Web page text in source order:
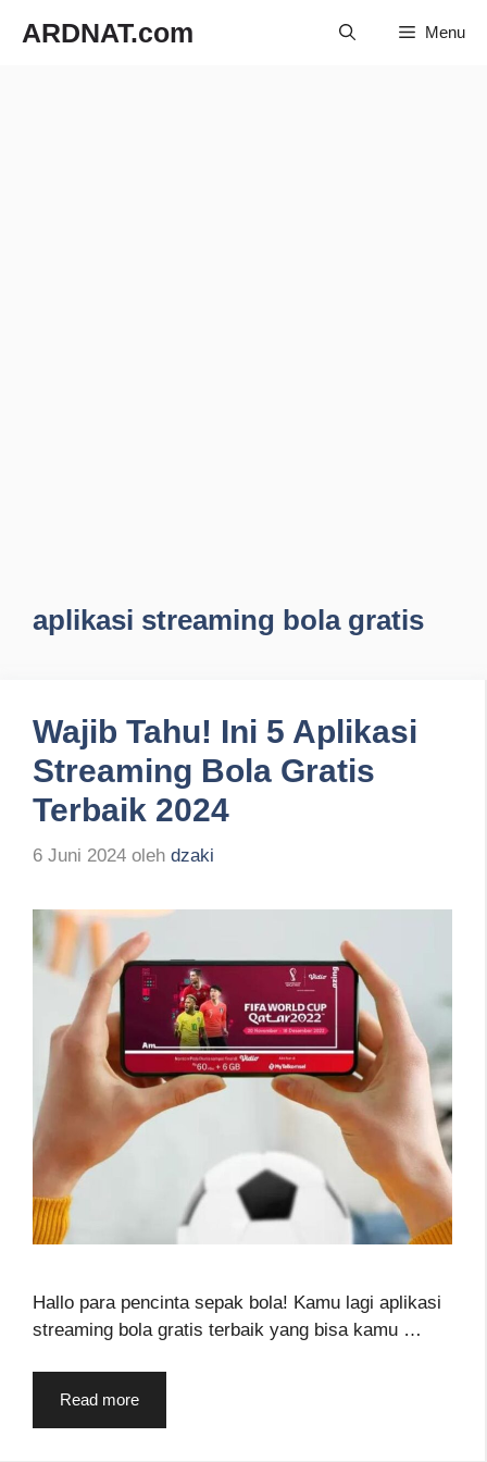
ARDNAT.com Menu
aplikasi streaming bola gratis
Wajib Tahu! Ini 5 Aplikasi
Streaming Bola Gratis
Terbaik 2024
6 Juni 2024 oleh dzaki
Hallo para pencinta sepak bola! Kamu lagi aplikasi
streaming bola gratis terbaik yang bisa kamu …
Read more